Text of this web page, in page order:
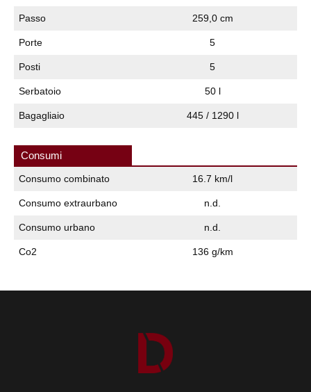
Passo 259,0 cm
Porte 5
Posti 5
Serbatoio 50 l
Bagagliaio 445 / 1290 l
Consumi
Consumo combinato 16.7 km/l
Consumo extraurbano n.d.
Consumo urbano n.d.
Co2 136 g/km